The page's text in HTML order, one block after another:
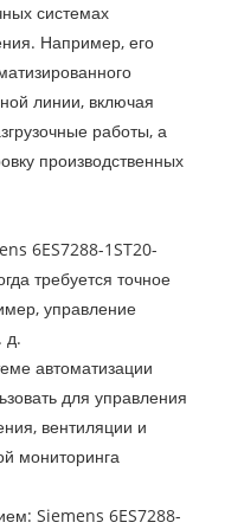
системах
Например, его
линии, включая
работы, а
производственных
6ES7288-1ST20-
требуется точное
управление
д.
автоматизации
для управления
вентиляции и
мониторинга
Siemens 6ES7288-